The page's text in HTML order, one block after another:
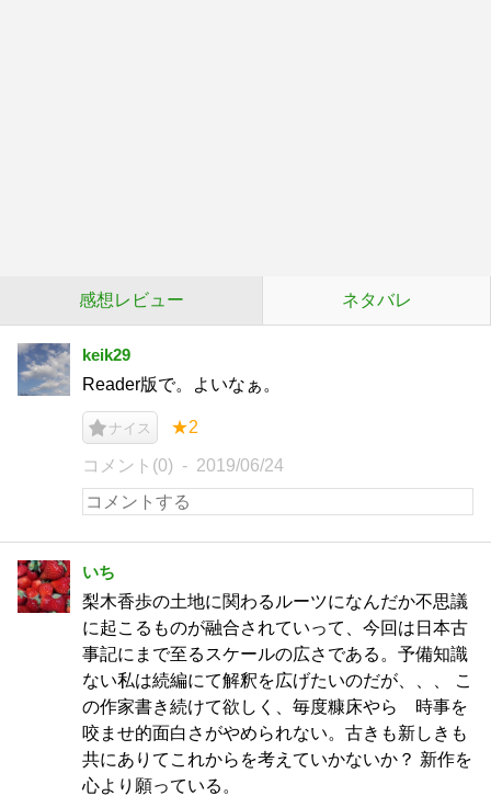
感想レビュー ネタバレ
keik29
Reader版で。よいなぁ。
ナイス ★2
コメント(0) 2019/06/24
いち
梨木香歩の土地に関わるルーツになんだか不思議
に起こるものが融合されていって、今回は日本古
事記にまで至るスケールの広さである。予備知識
ない私は続編にて解釈を広げたいのだが、、、 こ
の作家書き続けて欲しく、毎度糠床やら 時事を
咬ませ的面白さがやめられない。古きも新しきも
共にありてこれからを考えていかないか？ 新作を
心より願っている。